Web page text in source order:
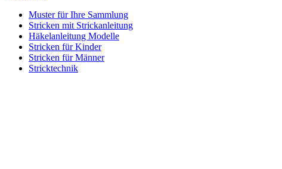
Muster für Ihre Sammlung
Stricken mit Strickanleitung
Häkelanleitung Modelle
Stricken für Kinder
Stricken für Männer
Stricktechnik